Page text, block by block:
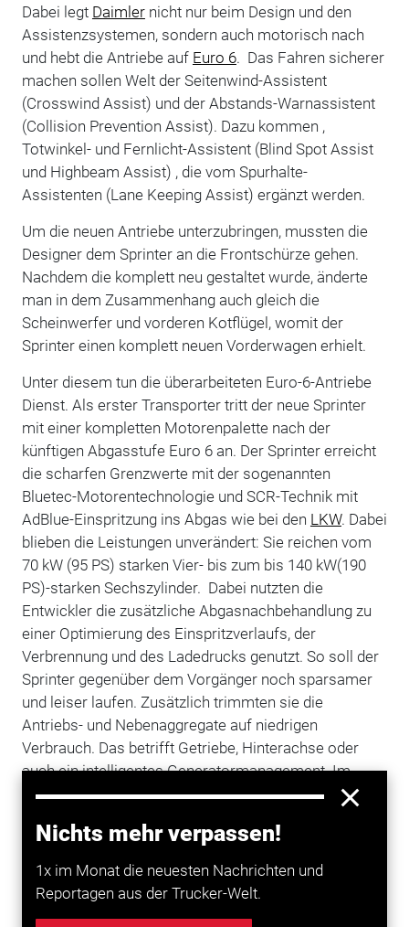
Nichts mehr verpassen!
1x im Monat die neuesten Nachrichten und
Reportagen aus der Trucker-Welt.
Dabei legt Daimlernicht nur beim Design und den
Assistenzsystemen, sondern auch motorisch nach
und hebt die Antriebe auf Euro 6. Das Fahren sicherer
machen sollen Welt der Seitenwind-Assistent
(Crosswind Assist) und der Abstands-Warnassistent
(Collision Prevention Assist). Dazu kommen ,
Totwinkel- und Fernlicht-Assistent (Blind Spot Assist
und Highbeam Assist) , die vom Spurhalte-
Assistenten (Lane Keeping Assist) ergänzt werden.
Um die neuen Antriebe unterzubringen, mussten die
Designer dem Sprinter an die Frontschürze gehen.
Nachdem die komplett neu gestaltet wurde, änderte
man in dem Zusammenhang auch gleich die
Scheinwerfer und vorderen Kotflügel, womit der
Sprinter einen komplett neuen Vorderwagen erhielt.
Unter diesem tun die überarbeiteten Euro-6-Antriebe
Dienst. Als erster Transporter tritt der neue Sprinter
mit einer kompletten Motorenpalette nach der
künftigen Abgasstufe Euro 6 an. Der Sprinter erreicht
die scharfen Grenzwerte mit der sogenannten
Bluetec-Motorentechnologie und SCR-Technik mit
AdBlue-Einspritzung ins Abgas wie bei den LKW. Dabei
blieben die Leistungen unverändert: Sie reichen vom
70 kW (95 PS) starken Vier- bis zum bis 140 kW(190
PS)-starken Sechszylinder. Dabei nutzten die
Entwickler die zusätzliche Abgasnachbehandlung zu
einer Optimierung des Einspritzverlaufs, der
Verbrennung und des Ladedrucks genutzt. So soll der
Sprinter gegenüber dem Vorgänger noch sparsamer
und leiser laufen. Zusätzlich trimmten sie die
Antriebs- und Nebenaggregate auf niedrigen
Verbrauch. Das betrifft Getriebe, Hinterachse oder
auch ein intelligentes Generatormanagement. Im
Idealfall soll der sparsamste Dieselmotor so im
Kilometern verbrauchen, was in der Praxis freilich
schwer zu erreichen sein dürfte. Doch die Kunden
dürften sich trotzdem freuen, dass der Verbrauch trotz